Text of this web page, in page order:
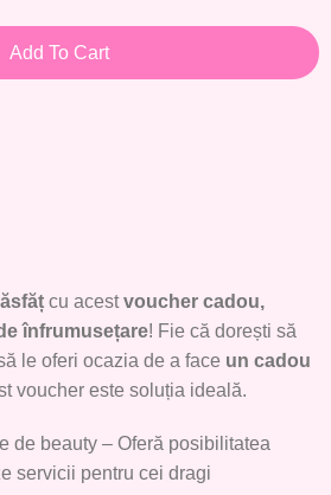
Add To Cart
cu acestvoucher cadou,
înfrumusețare! Fie că dorești să
le oferi ocazia de a face un cadou
voucher este soluția ideală.
de beauty – Oferă posibilitatea
servicii pentru cei dragi